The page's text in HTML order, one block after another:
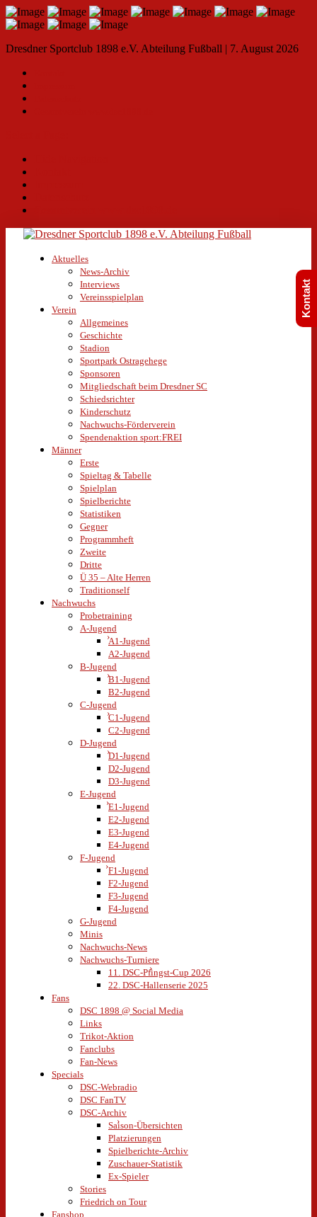
Dresdner Sportclub 1898 e.V. Abteilung Fußball | 7. August 2026
Aktuelles
News-Archiv
Interviews
Vereinsspielplan
Verein
Allgemeines
Geschichte
Stadion
Sportpark Ostragehege
Sponsoren
Mitgliedschaft beim Dresdner SC
Schiedsrichter
Kinderschutz
Nachwuchs-Förderverein
Spendenaktion sport:FREI
Männer
Erste
Spieltag & Tabelle
Spielplan
Spielberichte
Statistiken
Gegner
Programmheft
Zweite
Dritte
Ü 35 – Alte Herren
Traditionself
Nachwuchs
Probetraining
A-Jugend
A1-Jugend
A2-Jugend
B-Jugend
B1-Jugend
B2-Jugend
C-Jugend
C1-Jugend
C2-Jugend
D-Jugend
D1-Jugend
D2-Jugend
D3-Jugend
E-Jugend
E1-Jugend
E2-Jugend
E3-Jugend
E4-Jugend
F-Jugend
F1-Jugend
F2-Jugend
F3-Jugend
F4-Jugend
G-Jugend
Minis
Nachwuchs-News
Nachwuchs-Turniere
11. DSC-Pfingst-Cup 2026
22. DSC-Hallenserie 2025
Fans
DSC 1898 @ Social Media
Links
Trikot-Aktion
Fanclubs
Fan-News
Specials
DSC-Webradio
DSC FanTV
DSC-Archiv
Saison-Übersichten
Platzierungen
Spielberichte-Archiv
Zuschauer-Statistik
Ex-Spieler
Stories
Friedrich on Tour
Fanshop
Kontakt